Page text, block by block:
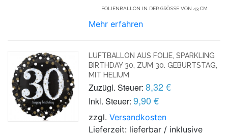
FOLIENBALLON IN DER GRÖSSE VON 43 CM
Mehr erfahren
LUFTBALLON AUS FOLIE, SPARKLING
BIRTHDAY 30, ZUM 30. GEBURTSTAG,
MIT HELIUM
Zuzügl. Steuer: 8,32 €
Inkl. Steuer: 9,90 €
zzgl.Versandkosten
Lieferzeit: lieferbar / inklusive